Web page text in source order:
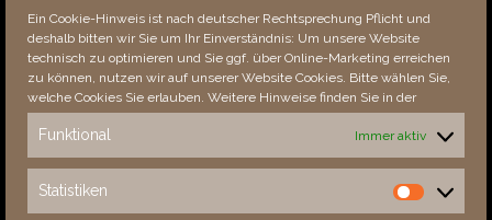
Ein Cookie-Hinweis ist nach deutscher Rechtsprechung Pflicht und
deshalb bitten wir Sie um Ihr Einverständnis: Um unsere Website
technisch zu optimieren und Sie ggf. über Online-Marketing erreichen
zu können, nutzen wir auf unserer Website Cookies. Bitte wählen Sie,
welche Cookies Sie erlauben. Weitere Hinweise finden Sie in der
Funktional Immer aktiv
Statistiken
Statistiken
Fehler bemerkt?
Besucher seit 08/​2021